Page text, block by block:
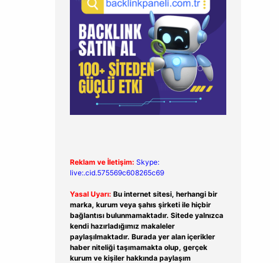
Reklam ve İletişim: Skype:
live:.cid.575569c608265c69
Yasal Uyarı: Bu internet sitesi, herhangi bir
marka, kurum veya şahıs şirketi ile hiçbir
bağlantısı bulunmamaktadır. Sitede yalnızca
kendi hazırladığımız makaleler
paylaşılmaktadır. Burada yer alan içerikler
haber niteliği taşımamakta olup, gerçek
kurum ve kişiler hakkında paylaşım